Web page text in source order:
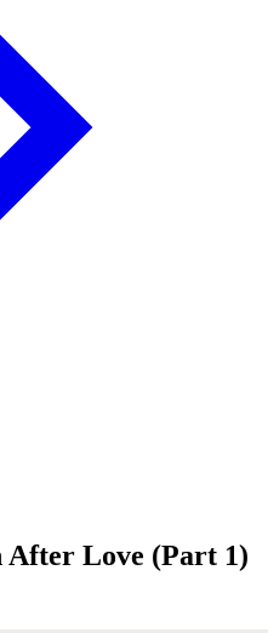
After Love (Part 1)